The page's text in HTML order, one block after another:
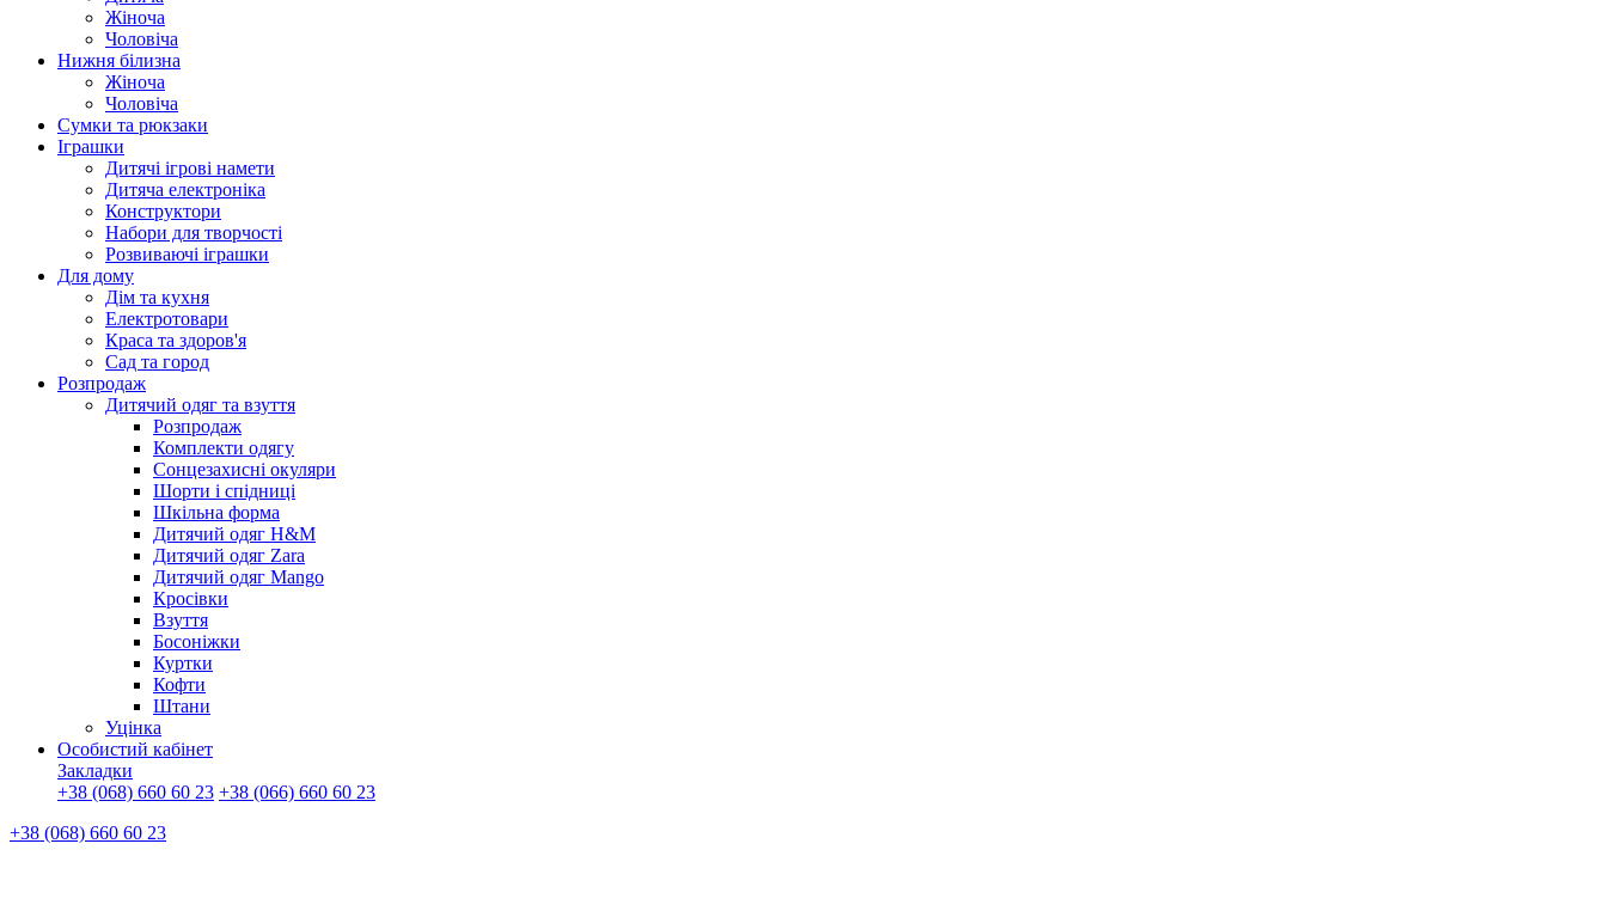
Жіноча
Чоловіча
Нижня білизна
Жіноча
Чоловіча
Сумки та рюкзаки
Іграшки
Дитячі ігрові намети
Дитяча електроніка
Конструктори
Набори для творчості
Розвиваючі іграшки
Для дому
Дім та кухня
Електротовари
Краса та здоров'я
Сад та город
Розпродаж
Дитячий одяг та взуття
Розпродаж
Комплекти одягу
Сонцезахисні окуляри
Шорти і спідниці
Шкільна форма
Дитячий одяг H&M
Дитячий одяг Zara
Дитячий одяг Mango
Кросівки
Взуття
Босоніжки
Куртки
Кофти
Штани
Уцінка
Особистий кабінет
Закладки
+38 (068) 660 60 23 +38 (066) 660 60 23
+38 (068) 660 60 23